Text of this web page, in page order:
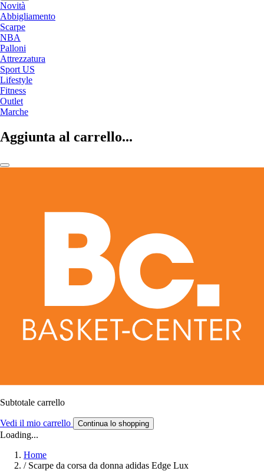
Novità
Abbigliamento
Scarpe
NBA
Palloni
Attrezzatura
Sport US
Lifestyle
Fitness
Outlet
Marche
Aggiunta al carrello...
Subtotale carrello
Vedi il mio carrello Continua lo shopping
Loading...
Home
/ Scarpe da corsa da donna adidas Edge Lux